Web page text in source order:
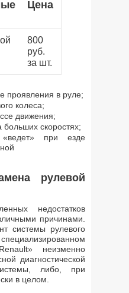
Цена
800
руб.
за шт.
проявления в руле;
колеса;
движения;
скоростях;
«ведет» при езде
рулевой
недостатков
причинами.
системы рулевого
неизменно
диагностической
либо, при
в целом.